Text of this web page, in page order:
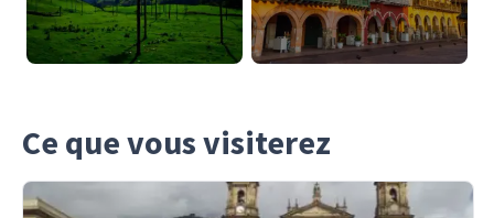
Ce que vous visiterez